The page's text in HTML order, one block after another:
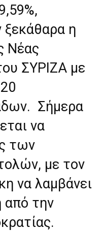
ξεκάθαρα η
Νέας
ΣΥΡΙΖΑ με
Σήμερα
να
των
με τον
να λαμβάνει
από την